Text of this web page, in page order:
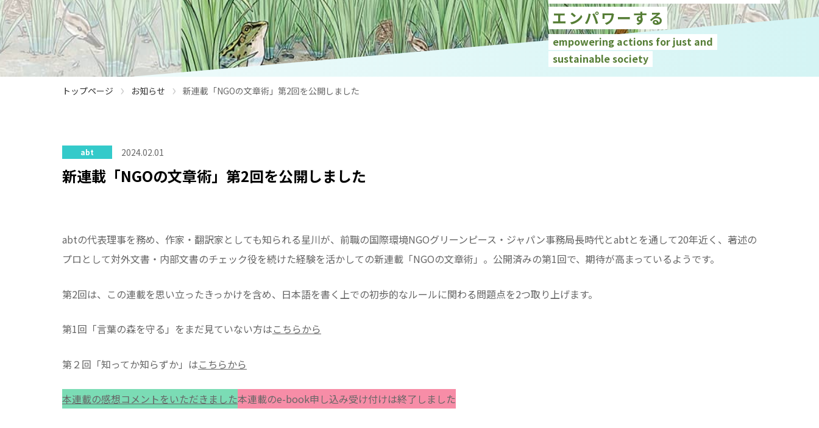
エンパワーする
empowering actions for just and
sustainable society
トップページ › お知らせ › 新連載「NGOの文章術」第2回を公開しました
abt 2024.02.01
新連載「NGOの文章術」第2回を公開しました
abtの代表理事を務め、作家・翻訳家としても知られる星川が、前職の国際環境NGOグリーンピース・ジャパン事務局長時代とabtとを通して20年近く、著述の
プロとして対外文書・内部文書のチェック役を続けた経験を活かしての新連載「NGOの文章術」。公開済みの第1回で、期待が高まっているようです。
第2回は、この連載を思い立ったきっかけを含め、日本語を書く上での初歩的なルールに関わる問題点を2つ取り上げます。
第1回「言葉の森を守る」をまだ見ていない方はこちらから
第２回「知ってか知らずか」はこちらから
本連載の感想コメントをいただきました本連載のe-book申し込み受け付けは終了しました